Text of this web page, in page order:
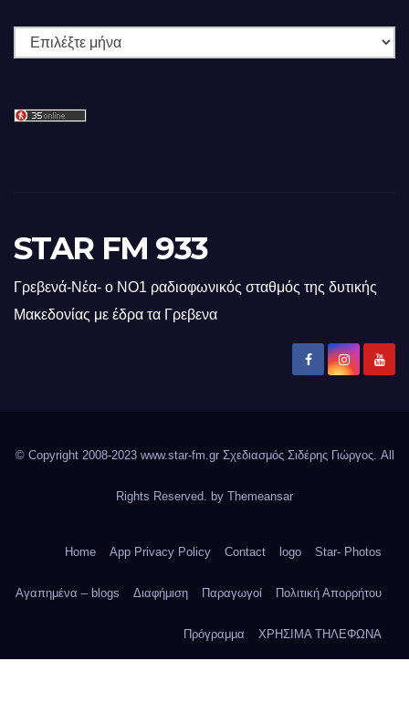
Ιστορικό
STAR FM 933
Γρεβενά-Νέα- ο ΝΟ1 ραδιοφωνικός σταθμός της δυτικής
Μακεδονίας με έδρα τα Γρεβενα
© Copyright 2008-2023 www.star-fm.gr Σχεδιασμός Σιδέρης Γιώργος. All
Rights Reserved. by Themeansar
Home App Privacy Policy Contact logo Star- Photos
Αγαπημένα – blogs Διαφήμιση Παραγωγοί Πολιτική Απορρήτου
Πρόγραμμα ΧΡΗΣΙΜΑ ΤΗΛΕΦΩΝΑ